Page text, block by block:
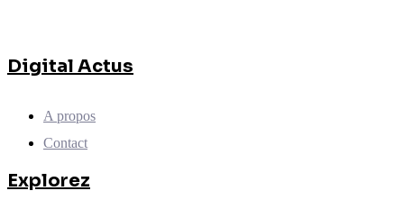
Digital Actus
A propos
Contact
Explorez